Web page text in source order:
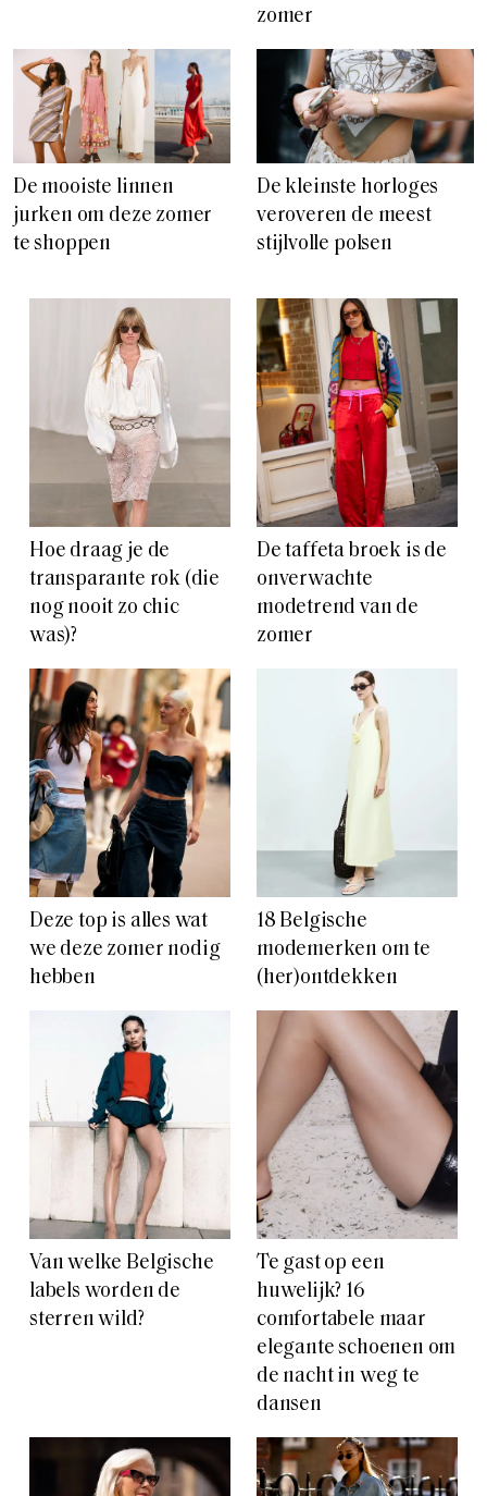
zomer
De mooiste linnen
jurken om deze zomer
te shoppen
De kleinste horloges
veroveren de meest
stijlvolle polsen
Hoe draag je de
transparante rok (die
nog nooit zo chic
was)?
De taffeta broek is de
onverwachte
modetrend van de
zomer
Deze top is alles wat
we deze zomer nodig
hebben
18 Belgische
modemerken om te
(her)ontdekken
Van welke Belgische
labels worden de
sterren wild?
Te gast op een
huwelijk? 16
comfortabele maar
elegante schoenen om
de nacht in weg te
dansen